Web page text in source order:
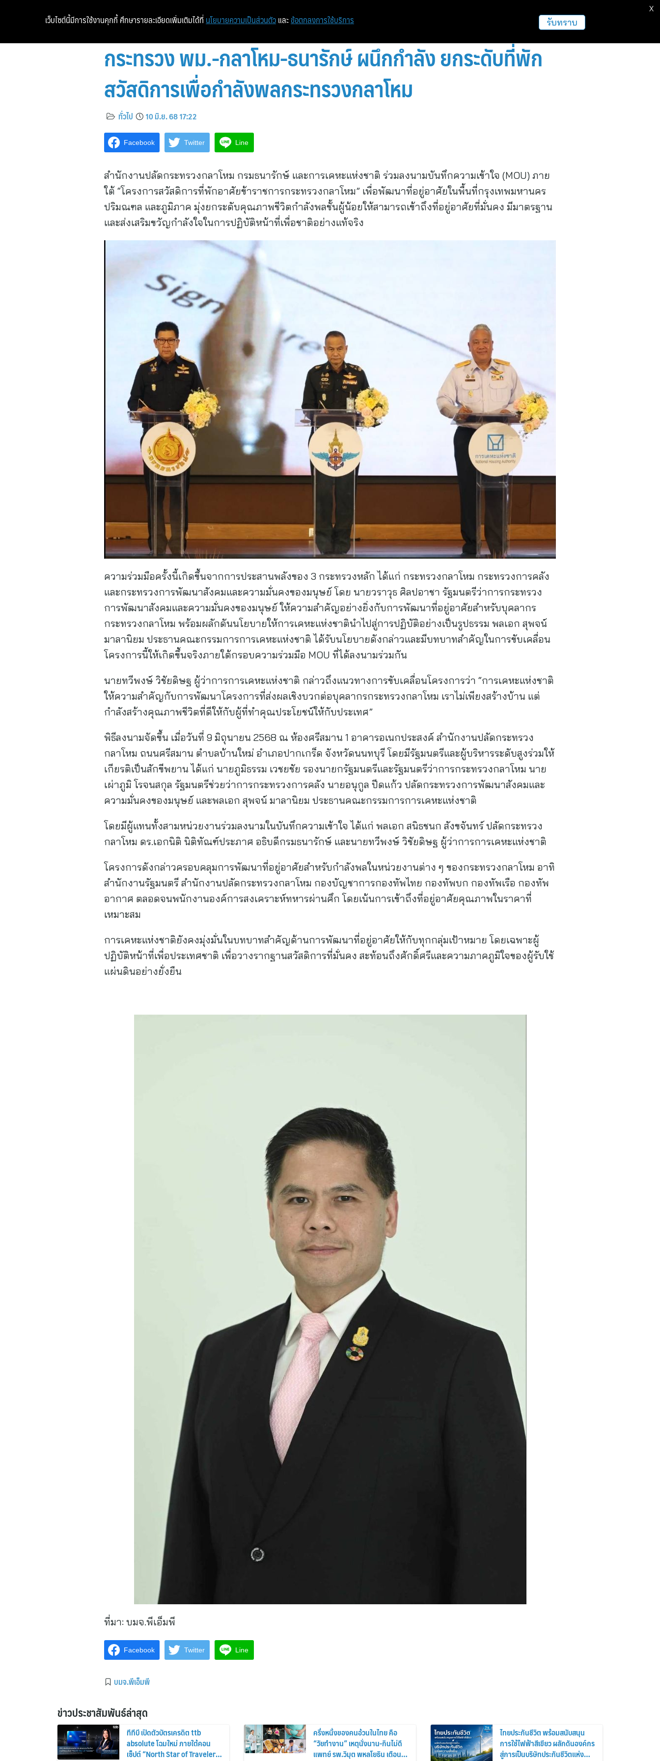
หน้าแรก ท่องเที่ยว ฝากข่าวประชาสัมพันธ์
กระทรวง พม.-กลาโหม-ธนารักษ์ ผนึกกำลัง ยกระดับที่พัก
สวัสดิการเพื่อกำลังพลกระทรวงกลาโหม
ทั่วไป 10 มิ.ย. 68 17:22
Facebook Twitter Line
สำนักงานปลัดกระทรวงกลาโหม กรมธนารักษ์ และการเคหะแห่งชาติ ร่วมลงนามบันทึกความเข้าใจ (MOU) ภาย
ใต้ “โครงการสวัสดิการที่พักอาศัยข้าราชการกระทรวงกลาโหม” เพื่อพัฒนาที่อยู่อาศัยในพื้นที่กรุงเทพมหานคร
ปริมณฑล และภูมิภาค มุ่งยกระดับคุณภาพชีวิตกำลังพลชั้นผู้น้อยให้สามารถเข้าถึงที่อยู่อาศัยที่มั่นคง มีมาตรฐาน
และส่งเสริมขวัญกำลังใจในการปฏิบัติหน้าที่เพื่อชาติอย่างแท้จริง
ความร่วมมือครั้งนี้เกิดขึ้นจากการประสานพลังของ 3 กระทรวงหลัก ได้แก่ กระทรวงกลาโหม กระทรวงการคลัง
และกระทรวงการพัฒนาสังคมและความมั่นคงของมนุษย์ โดย นายวราวุธ ศิลปอาชา รัฐมนตรีว่าการกระทรวง
การพัฒนาสังคมและความมั่นคงของมนุษย์ ให้ความสำคัญอย่างยิ่งกับการพัฒนาที่อยู่อาศัยสำหรับบุคลากร
กระทรวงกลาโหม พร้อมผลักดันนโยบายให้การเคหะแห่งชาตินำไปสู่การปฏิบัติอย่างเป็นรูปธรรม พลเอก สุพจน์
มาลานิยม ประธานคณะกรรมการการเคหะแห่งชาติ ได้รับนโยบายดังกล่าวและมีบทบาทสำคัญในการขับเคลื่อน
โครงการนี้ให้เกิดขึ้นจริงภายใต้กรอบความร่วมมือ MOU ที่ได้ลงนามร่วมกัน
นายทวีพงษ์ วิชัยดิษฐ ผู้ว่าการการเคหะแห่งชาติ กล่าวถึงแนวทางการขับเคลื่อนโครงการว่า “การเคหะแห่งชาติ
ให้ความสำคัญกับการพัฒนาโครงการที่ส่งผลเชิงบวกต่อบุคลากรกระทรวงกลาโหม เราไม่เพียงสร้างบ้าน แต่
กำลังสร้างคุณภาพชีวิตที่ดีให้กับผู้ที่ทำคุณประโยชน์ให้กับประเทศ”
พิธีลงนามจัดขึ้น เมื่อวันที่ 9 มิถุนายน 2568 ณ ห้องศรีสมาน 1 อาคารอเนกประสงค์ สำนักงานปลัดกระทรวง
กลาโหม ถนนศรีสมาน ตำบลบ้านใหม่ อำเภอปากเกร็ด จังหวัดนนทบุรี โดยมีรัฐมนตรีและผู้บริหารระดับสูงร่วมให้
เกียรติเป็นสักขีพยาน ได้แก่ นายภูมิธรรม เวชยชัย รองนายกรัฐมนตรีและรัฐมนตรีว่าการกระทรวงกลาโหม นาย
เผ่าภูมิ โรจนสกุล รัฐมนตรีช่วยว่าการกระทรวงการคลัง นายอนุกูล ปีดแก้ว ปลัดกระทรวงการพัฒนาสังคมและ
ความมั่นคงของมนุษย์ และพลเอก สุพจน์ มาลานิยม ประธานคณะกรรมการการเคหะแห่งชาติ
โดยมีผู้แทนทั้งสามหน่วยงานร่วมลงนามในบันทึกความเข้าใจ ได้แก่ พลเอก สนิธชนก สังขจันทร์ ปลัดกระทรวง
กลาโหม ดร.เอกนิติ นิติทัณฑ์ประภาศ อธิบดีกรมธนารักษ์ และนายทวีพงษ์ วิชัยดิษฐ ผู้ว่าการการเคหะแห่งชาติ
โครงการดังกล่าวครอบคลุมการพัฒนาที่อยู่อาศัยสำหรับกำลังพลในหน่วยงานต่าง ๆ ของกระทรวงกลาโหม อาทิ
สำนักงานรัฐมนตรี สำนักงานปลัดกระทรวงกลาโหม กองบัญชาการกองทัพไทย กองทัพบก กองทัพเรือ กองทัพ
อากาศ ตลอดจนพนักงานองค์การสงเคราะห์ทหารผ่านศึก โดยเน้นการเข้าถึงที่อยู่อาศัยคุณภาพในราคาที่
เหมาะสม
การเคหะแห่งชาติยังคงมุ่งมั่นในบทบาทสำคัญด้านการพัฒนาที่อยู่อาศัยให้กับทุกกลุ่มเป้าหมาย โดยเฉพาะผู้
ปฏิบัติหน้าที่เพื่อประเทศชาติ เพื่อวางรากฐานสวัสดิการที่มั่นคง สะท้อนถึงศักดิ์ศรีและความภาคภูมิใจของผู้รับใช้
แผ่นดินอย่างยั่งยืน
ที่มา: บมจ.พีเอ็มพี
Facebook Twitter Line
บมจ.พีเอ็มพี
ข่าวประชาสัมพันธ์ล่าสุด
ทีทีบี เปิดตัวบัตรเครดิต ttb
absolute โฉมใหม่ ภายใต้คอน
เซ็ปต์ “North Star of Traveler”
ครึ่งหนึ่งของคนอ้วนในไทย คือ
“วัยทำงาน” เหตุนั่งนาน-กินไม่ดี
แพทย์ รพ.วิมุต พหลโยธิน เตือน
ไทยประกันชีวิต พร้อมสนับสนุน
การใช้ไฟฟ้าสีเขียว ผลักดันองค์กร
สู่การเป็นบริษัทประกันชีวิตแห่ง
เว็บไซต์นี้มีการใช้งานคุกกี้ ศึกษารายละเอียดเพิ่มเติมได้ที่ นโยบายความเป็นส่วนตัว และ ข้อตกลงการใช้บริการ รับทราบ
X